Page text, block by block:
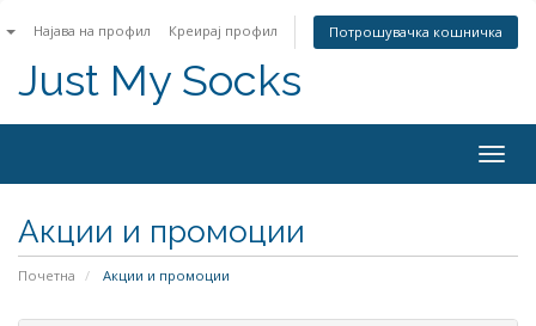
Најава на профил Креирај профил Потрошувачка кошничка
Just My Socks
Акции и промоции
Почетна Акции и промоции